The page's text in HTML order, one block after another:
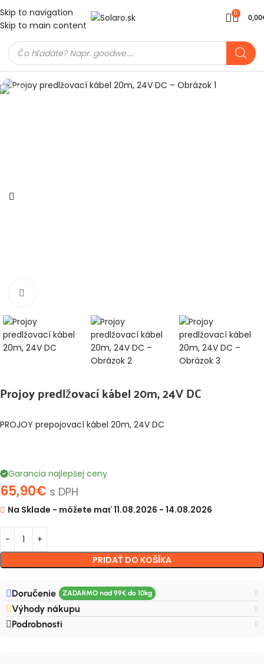
Skip to navigation
Skip to main content
0 0,00
Domov FV Montážne prvky Elektro DC istenie
Projoy predlžovací kábel 20m, 24V DC
PROJOY prepojovací kábel 20m, 24V DC
Garancia najlepšej ceny
65,90€ s DPH
Na Sklade - môžete mať 11.08.2026 - 14.08.2026
PRIDAŤ DO KOŠÍKA
Doručenie
Výhody nákupu
Podrobnosti